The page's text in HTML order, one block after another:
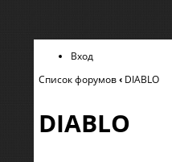
Вход
Список форумов‹ DIABLO
DIABLO